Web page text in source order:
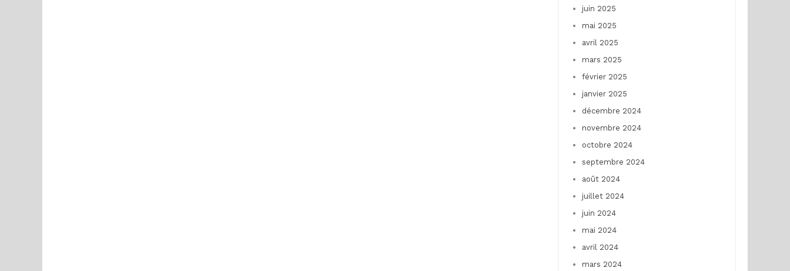
juin 2025
mai 2025
avril 2025
mars 2025
février 2025
janvier 2025
décembre 2024
novembre 2024
octobre 2024
septembre 2024
août 2024
juillet 2024
juin 2024
mai 2024
avril 2024
mars 2024